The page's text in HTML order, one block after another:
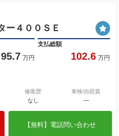
ー４００ＳＥ
95.7 万円
支払総額
102.6 万円
修復歴
なし
車検/自賠責
―
【無料】電話問い合わせ